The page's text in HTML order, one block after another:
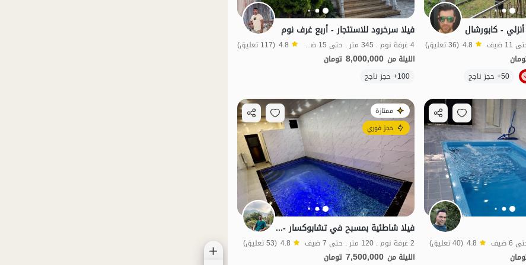
الموقع على الخريطة
- كابورشال
4.8 (36 تعليق)
50+ حجز ناجح الموقع على الخريطة
فيلا سرخرود للاستئجار - أربع غرف نوم
4 غرفة نوم . 345 متر . حتى 15 ضيف 4.8 (117 تعليق)
الليلة من 8,000,000 تومان
100+ حجز ناجح
4.8 (40 تعليق)
ممتازة
حجز فوري
فيلا شاطئية بمسبح في تشابوكسار - الصف الثاني
2 غرفة نوم . 120 متر . حتى 7 ضيف 4.8 (53 تعليق)
الليلة من 7,500,000 تومان